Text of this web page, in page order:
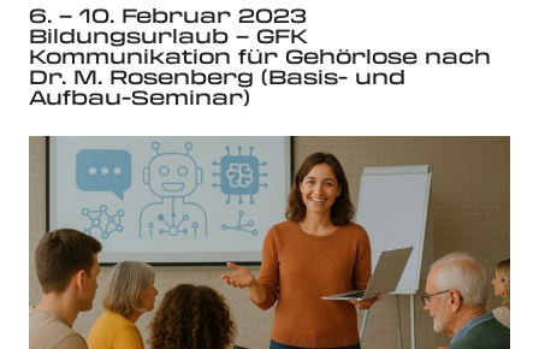
6. – 10. Februar 2023
Bildungsurlaub – GFK
Kommunikation für Gehörlose nach
Dr. M. Rosenberg (Basis- und
Aufbau-Seminar)